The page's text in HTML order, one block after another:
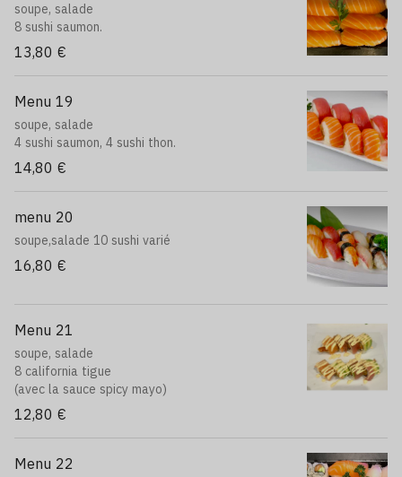
soupe, salade
8 sushi saumon.
13,80 €
Menu 19
soupe, salade
4 sushi saumon, 4 sushi thon.
14,80 €
menu 20
soupe,salade 10 sushi varié
16,80 €
Menu 21
soupe, salade
8 california tigue
(avec la sauce spicy mayo)
12,80 €
Menu 22